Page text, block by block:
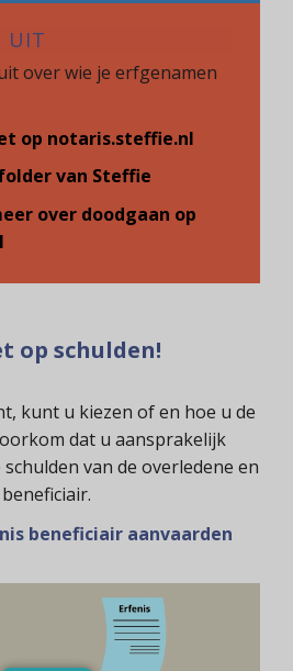
UIT
over wie je erfgenamen
op notaris.steffie.nl
van Steffie
over doodgaan op
op schulden!
kunt u kiezen of en hoe u de
dat u aansprakelijk
van de overledene en
beneficiair aanvaarden